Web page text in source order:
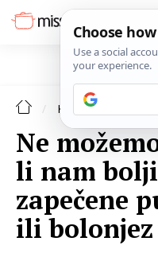
KOLUMNE
Ne
li nam
zapečene
ili bolonjez